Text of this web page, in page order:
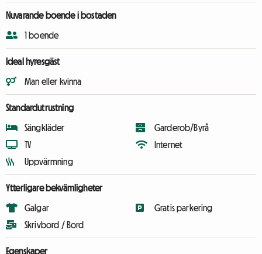
Nuvarande boende i bostaden
1 boende
Ideal hyresgäst
Man eller kvinna
Standardutrustning
Sängkläder
TV
Uppvärmning
Garderob/Byrå
Internet
Ytterligare bekvämligheter
Galgar
Skrivbord / Bord
Gratis parkering
Egenskaper